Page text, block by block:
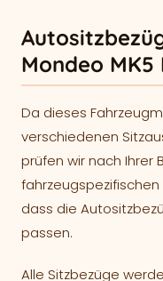
Mondeo MK5
Da dieses
verschiedenen
prüfen wir nach Ihrer
fahrzeugspezifischen
dass die
passen.
Alle Sitzbezüge